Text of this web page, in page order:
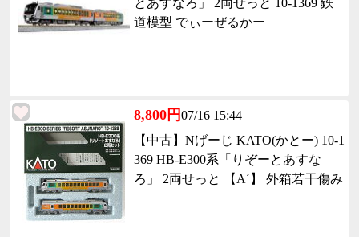
とあすなろ」 2両せっと 10-1369 鉄
道模型 でぃーぜるかー
8,800円07/16 15:44
【中古】Nげーじ KATO(かとー) 10-1
369 HB-E300系「りぞーとあすな
ろ」 2両せっと 【A´】 外箱若干傷み